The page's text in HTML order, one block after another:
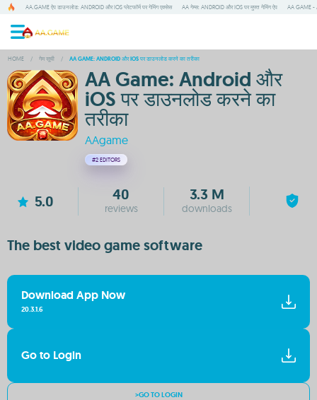
AA.GAME ऐप डाउनलोड: ANDROID और IOS प्लेटफॉर्म पर गेमिंग एक्सेस AA गेम्स: ANDROID और IOS पर मुफ्त गेमिंग ऐप AA GAME -
HOME / गेम सूची / AA GAME: ANDROID और IOS पर डाउनलोड करने का तरीका
AA Game: Android और
iOS पर डाउनलोड करने का
तरीका
AAgame
#2 EDITORS
5.0 40
reviews
3.3 M
downloads
The best video game software
Download App Now
20.3.1.6
Go to Login
>GO TO LOGIN